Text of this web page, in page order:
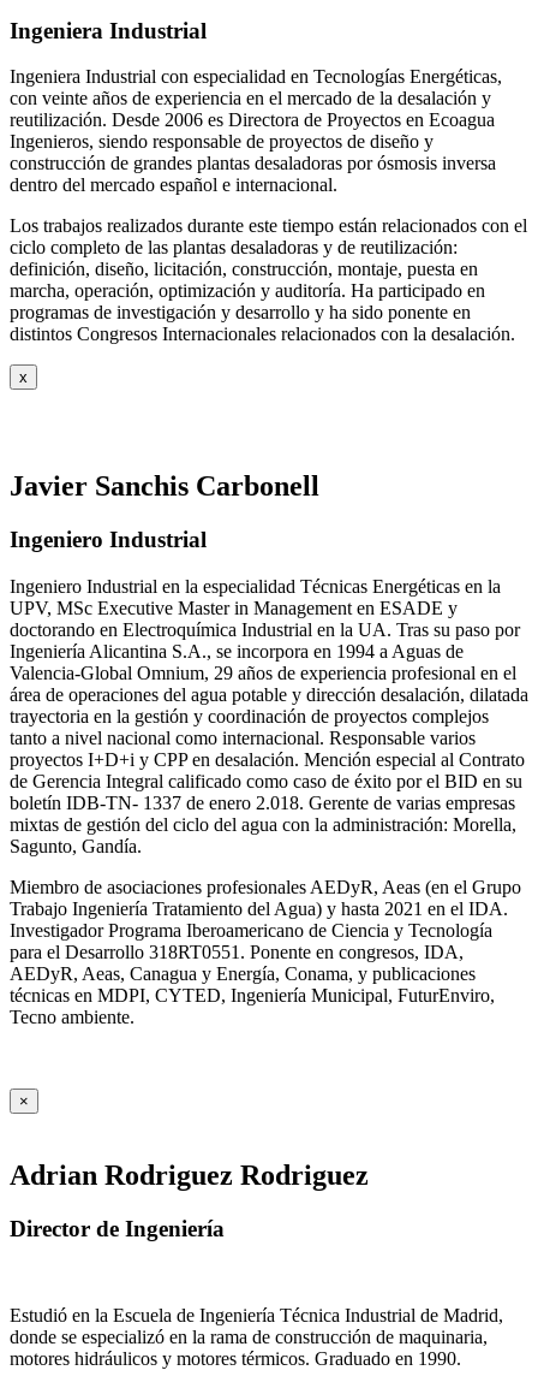
Ingeniera Industrial
Ingeniera Industrial con especialidad en Tecnologías Energéticas,
con veinte años de experiencia en el mercado de la desalación y
reutilización. Desde 2006 es Directora de Proyectos en Ecoagua
Ingenieros, siendo responsable de proyectos de diseño y
construcción de grandes plantas desaladoras por ósmosis inversa
dentro del mercado español e internacional.
Los trabajos realizados durante este tiempo están relacionados con el
ciclo completo de las plantas desaladoras y de reutilización:
definición, diseño, licitación, construcción, montaje, puesta en
marcha, operación, optimización y auditoría. Ha participado en
programas de investigación y desarrollo y ha sido ponente en
distintos Congresos Internacionales relacionados con la desalación.
x
Javier Sanchis Carbonell
Ingeniero Industrial
Ingeniero Industrial en la especialidad Técnicas Energéticas en la
UPV, MSc Executive Master in Management en ESADE y
doctorando en Electroquímica Industrial en la UA. Tras su paso por
Ingeniería Alicantina S.A., se incorpora en 1994 a Aguas de
Valencia-Global Omnium, 29 años de experiencia profesional en el
área de operaciones del agua potable y dirección desalación, dilatada
trayectoria en la gestión y coordinación de proyectos complejos
tanto a nivel nacional como internacional. Responsable varios
proyectos I+D+i y CPP en desalación. Mención especial al Contrato
de Gerencia Integral calificado como caso de éxito por el BID en su
boletín IDB-TN- 1337 de enero 2.018. Gerente de varias empresas
mixtas de gestión del ciclo del agua con la administración: Morella,
Sagunto, Gandía.
Miembro de asociaciones profesionales AEDyR, Aeas (en el Grupo
Trabajo Ingeniería Tratamiento del Agua) y hasta 2021 en el IDA.
Investigador Programa Iberoamericano de Ciencia y Tecnología
para el Desarrollo 318RT0551. Ponente en congresos, IDA,
AEDyR, Aeas, Canagua y Energía, Conama, y publicaciones
técnicas en MDPI, CYTED, Ingeniería Municipal, FuturEnviro,
Tecno ambiente.
×
Adrian Rodriguez Rodriguez
Director de Ingeniería
Estudió en la Escuela de Ingeniería Técnica Industrial de Madrid,
donde se especializó en la rama de construcción de maquinaria,
motores hidráulicos y motores térmicos. Graduado en 1990.